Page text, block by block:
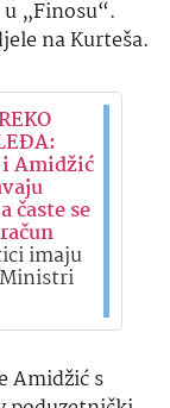
„Finosu“.
na Kurteša.
i Amidžić
časte se
imaju
Ministri
Amidžić s